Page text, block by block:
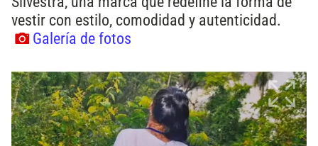
vestir con estilo, comodidad y autenticidad.
Galería de fotos